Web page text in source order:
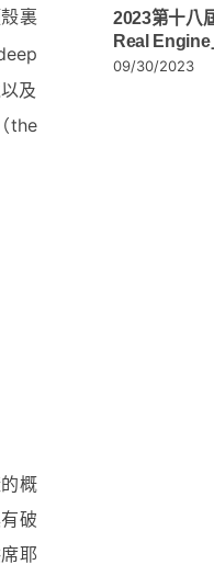
裏
及
the
概
破
耶
2023第十八
Real
09/30/2023